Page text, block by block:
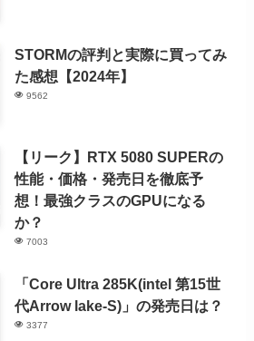
STORMの評判と実際に買ってみ
た感想【2024年】
9562
【リーク】RTX 5080 SUPERの
性能・価格・発売日を徹底予
想！最強クラスのGPUになる
か？
7003
「Core Ultra 285K(intel 第15世
代Arrow lake-S)」の発売日は？
3377